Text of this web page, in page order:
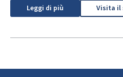
Leggi di più Visita il